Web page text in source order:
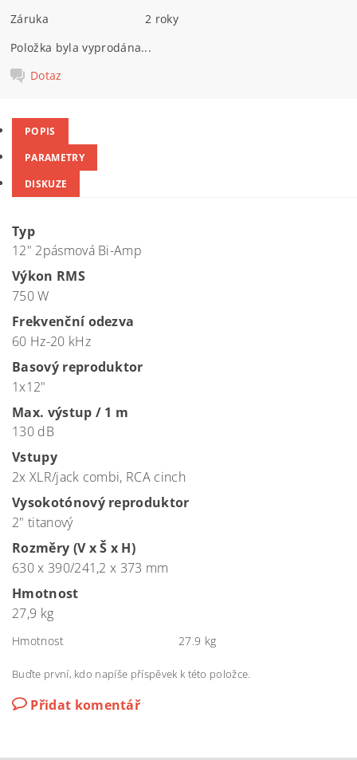
Záruka
2 roky
Položka byla vyprodána...
Dotaz
POPIS
PARAMETRY
DISKUZE
Typ
12" 2pásmová Bi-Amp
Výkon RMS
750 W
Frekvenční odezva
60 Hz-20 kHz
Basový reproduktor
1x12"
Max. výstup / 1 m
130 dB
Vstupy
2x XLR/jack combi, RCA cinch
Vysokotónový reproduktor
2" titanový
Rozměry (V x Š x H)
630 x 390/241,2 x 373 mm
Hmotnost
27,9 kg
Hmotnost 27.9 kg
Buďte první, kdo napíše příspěvek k této položce.
Přidat komentář